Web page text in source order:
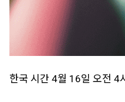
한국 시간 4월 16일 오전 4